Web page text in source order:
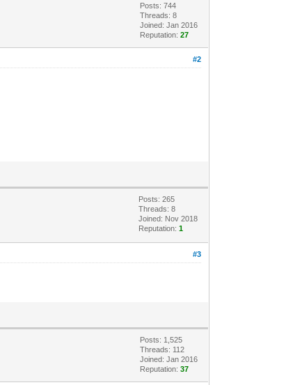
Posts: 744
Threads: 8
Joined: Jan 2016
Reputation:27
#2
Posts: 265
Threads: 8
Joined: Nov 2018
Reputation:1
#3
Posts: 1,525
Threads: 112
Joined: Jan 2016
Reputation:37